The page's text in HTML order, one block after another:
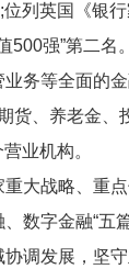
列英国《银
强”第二名。
等全面的金
货、养老金、
业机构。
大战略、重点
数字金融“五
调发展，坚